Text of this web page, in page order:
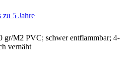
zu 5 Jahre
gr/M2 PVC; schwer entflammbar; 4-
vernäht